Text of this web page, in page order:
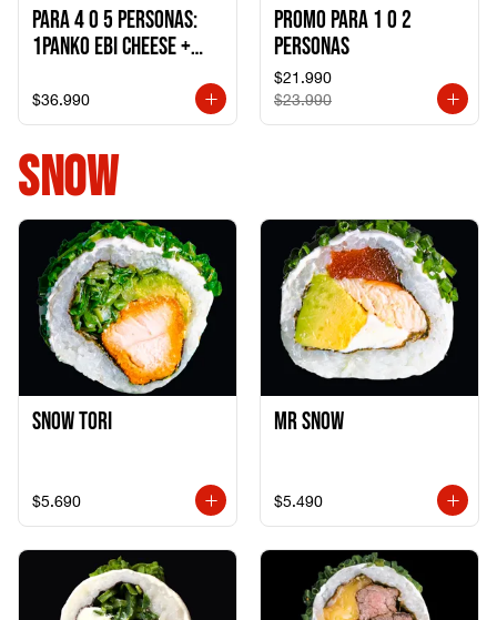
Para 4 o 5 personas:
1Panko Ebi Cheese +
Sake + 1Avocado Beto
+ 1California Kani +
1Katzu de Pollo
$36.990
Promo Para 1 o 2
personas
$21.990
$23.990
SNOW
Snow Tori
$5.690
Mr Snow
$5.490